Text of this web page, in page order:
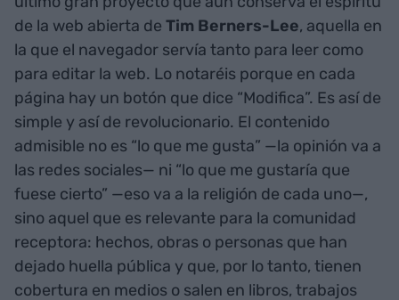
de la web abierta de Tim Berners-Lee, aquella en
la que el navegador servía tanto para leer como
para editar la web. Lo notaréis porque en cada
página hay un botón que dice “Modifica”. Es así de
simple y así de revolucionario. El contenido
admisible no es “lo que me gusta” —la opinión va a
las redes sociales— ni “lo que me gustaría que
fuese cierto” —eso va a la religión de cada uno—,
sino aquel que es relevante para la comunidad
receptora: hechos, obras o personas que han
dejado huella pública y que, por lo tanto, tienen
cobertura en medios o salen en libros, trabajos